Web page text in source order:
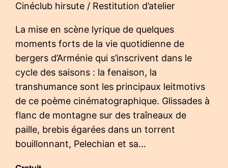
Cinéclub hirsute / Restitution d’atelier
La mise en scène lyrique de quelques
moments forts de la vie quotidienne de
bergers d’Arménie qui s’inscrivent dans le
cycle des saisons : la fenaison, la
transhumance sont les principaux leitmotivs
de ce poème cinématographique. Glissades à
flanc de montagne sur des traîneaux de
paille, brebis égarées dans un torrent
bouillonnant, Pelechian et sa…